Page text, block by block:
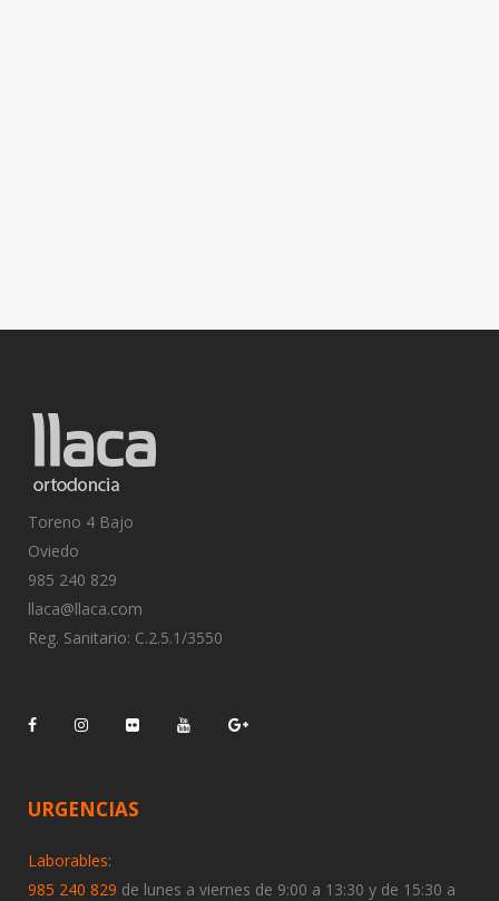
Toreno 4 Bajo
Oviedo
985 240 829
llaca@llaca.com
Reg. Sanitario: C.2.5.1/3550
URGENCIAS
Laborables:
985 240 829 de lunes a viernes de 9:00 a 13:30 y de 15:30 a